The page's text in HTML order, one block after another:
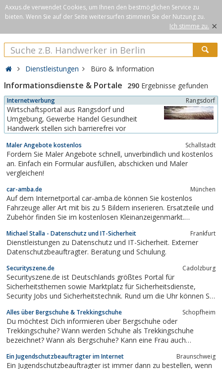
Axxus.de verwendet Cookies, um Ihnen den bestmöglichen Service zu
bieten. Wenn Sie auf der Seite weitersurfen stimmen Sie der Nutzung zu.
Ich stimme zu. ×
Dienstleistungen Büro & Information
Informationsdienste & Portale 290 Ergebnisse gefunden
Internetwerbung Rangsdorf
Wirtschaftsportal aus Rangsdorf und
Umgebung, Gewerbe Handel Gesundheit
Handwerk stellen sich barrierefrei vor
Maler Angebote kostenlos Schallstadt
Fordern Sie Maler Angebote schnell, unverbindlich und kostenlos
an. Einfach ein Formular ausfüllen, abschicken und Maler
vergleichen!
car-amba.de München
Auf dem Internetportal car-amba.de können Sie kostenlos
Fahrzeuge aller Art mit bis zu 5 Bildern inserieren. Ersatzteile und
Zubehör finden Sie im kostenlosen Kleinanzeigenmarkt.
alles was sich mit 2, 3 oder 4 Rädern beschäftigt. Das
umfangreiche Firmen- u....
Michael Stalla - Datenschutz und IT-Sicherheit Frankfurt
Dienstleistungen zu Datenschutz und IT-Sicherheit. Externer
Datenschutzbeauftragter. Beratung und Schulung.
Securityszene.de Cadolzburg
Securityszene.de ist Deutschlands größtes Portal für
Sicherheitsthemen sowie Marktplatz für Sicherheitsdienste,
Security Jobs und Sicherheitstechnik. Rund um die Uhr können Sie
Sicherheitsdienste in Ihrer Stadt,• Security Jobs,• Objektschutz,•...
Alles über Bergschuhe & Trekkingschuhe Schopfheim
Du möchtest Dich informieren über Bergschuhe oder
Trekkingschuhe? Wann werden Schuhe als Trekkingschuhe
bezeichnet? Wann als Bergschuhe? Kann eine Frau auch
ist beim Kauf von Kinderschuhen zu achten?Du suchst die
Ein Jugendschutzbeauftragter im Internet Braunschweig
Ein Jugendschutzbeauftragter ist immer dann zu bestellen, wenn